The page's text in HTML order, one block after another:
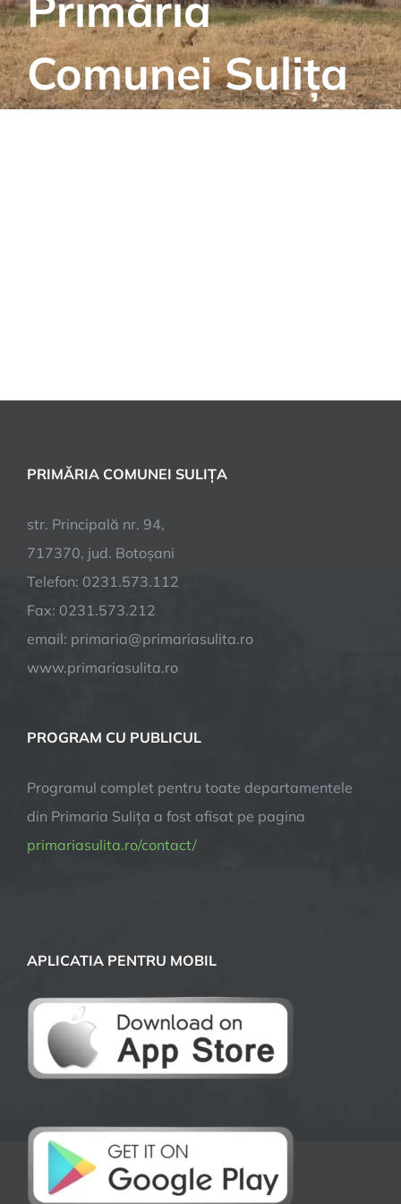
Comunei Sulița
PRIMĂRIA COMUNEI SULIȚA
str. Principală nr. 94,
717370, jud. Botoșani
Telefon: 0231.573.112
Fax: 0231.573.212
email: primaria@primariasulita.ro
www.primariasulita.ro
PROGRAM CU PUBLICUL
Programul complet pentru toate departamentele
din Primaria Sulița a fost afisat pe pagina
primariasulita.ro/contact/
APLICATIA PENTRU MOBIL